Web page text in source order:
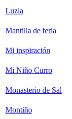
Luzia
Mantilla de feria
Mi inspiración
Mi Niño Curro
Monasterio de Sal
Montiño